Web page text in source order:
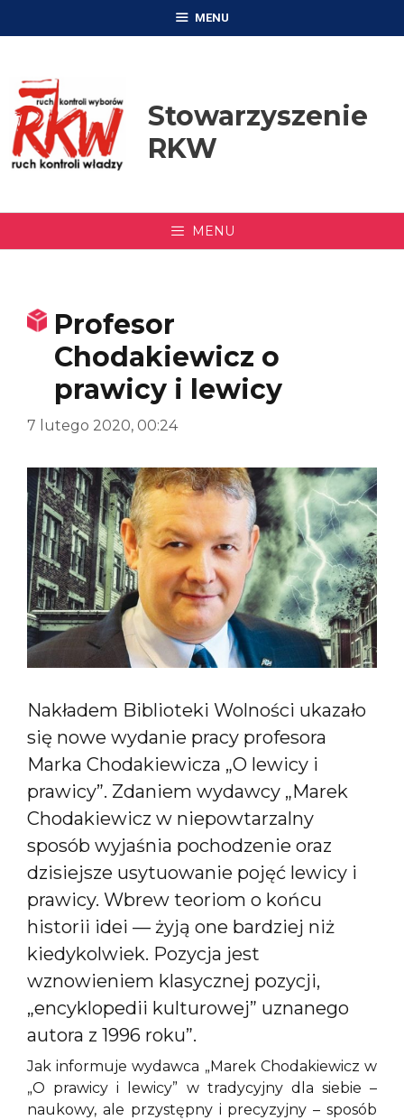
MENU
Stowarzyszenie
RKW
MENU
Profesor
Chodakiewicz o
prawicy i lewicy
7 lutego 2020, 00:24
Nakładem Biblioteki Wolności ukazało
się nowe wydanie pracy profesora
Marka Chodakiewicza „O lewicy i
prawicy”. Zdaniem wydawcy „Marek
Chodakiewicz w niepowtarzalny
sposób wyjaśnia pochodzenie oraz
dzisiejsze usytuowanie pojęć lewicy i
prawicy. Wbrew teoriom o końcu
historii idei — żyją one bardziej niż
kiedykolwiek. Pozycja jest
wznowieniem klasycznej pozycji,
„encyklopedii kulturowej” uznanego
autora z 1996 roku”.
Jak informuje wydawca „Marek Chodakiewicz w
„O prawicy i lewicy” w tradycyjny dla siebie –
naukowy, ale przystępny i precyzyjny – sposób